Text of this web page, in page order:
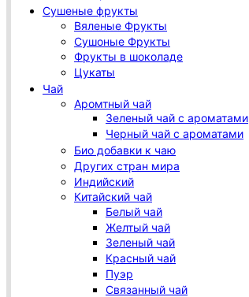
Сушеные фрукты
Вяленые Фрукты
Сушоные Фрукты
Фрукты в шоколаде
Цукаты
Чай
Аромтный чай
Зеленый чай с ароматами
Черный чай с ароматами
Био добавки к чаю
Других стран мира
Индийский
Китайский чай
Белый чай
Желтый чай
Зеленый чай
Красный чай
Пуэр
Связанный чай